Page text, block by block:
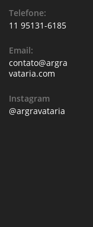
Telefone:
11 95131-6185
Email:
contato@argra
vataria.com
Instagram
@argravataria